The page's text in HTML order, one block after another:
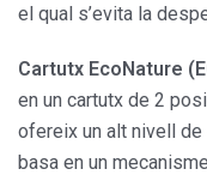
el qual s’evita la
Cartutx EcoNature
en un cartutx de 2
ofereix un alt nivell
basa en un